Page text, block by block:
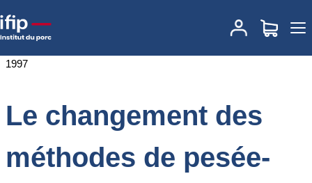
Accueil
Le changement des méthodes de pesée-
classement - Année 1997
Le changement des
méthodes de pesée-